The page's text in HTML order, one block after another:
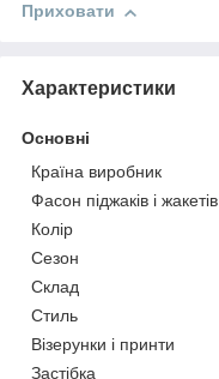
Приховати
Характеристики
Основні
Країна виробник
Фасон піджаків і жакетів
Колір
Сезон
Склад
Стиль
Візерунки і принти
Застібка